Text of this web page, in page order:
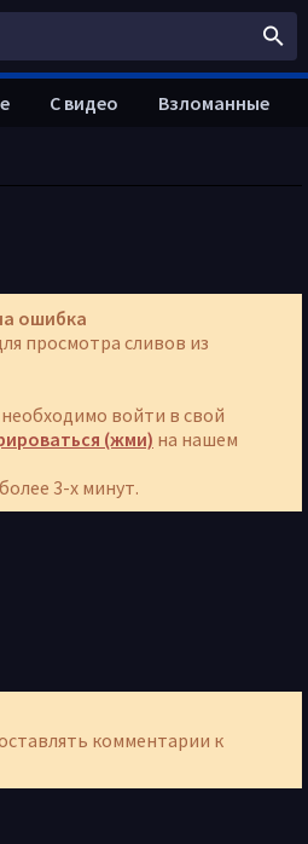
ошибка
просмотра сливов из
войти в свой
(жми) на нашем
3-х минут.
комментарии к
С видео Взломанные